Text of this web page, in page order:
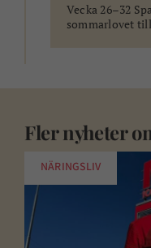
Vecka 26–32
sommarlovet
Fler nyheter
NÄRINGSLIV